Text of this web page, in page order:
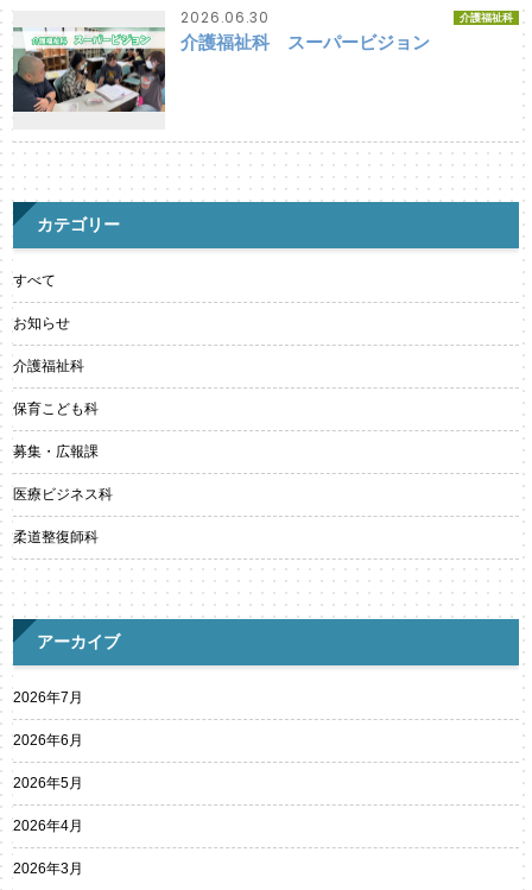
2026.06.30 介護福祉科
介護福祉科 スーパービジョン
カテゴリー
すべて
お知らせ
介護福祉科
保育こども科
募集・広報課
医療ビジネス科
柔道整復師科
アーカイブ
2026年7月
2026年6月
2026年5月
2026年4月
2026年3月